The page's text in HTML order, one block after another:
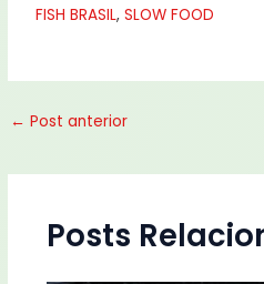
FISH BRASIL,SLOW FOOD
← Post anterior
Posts